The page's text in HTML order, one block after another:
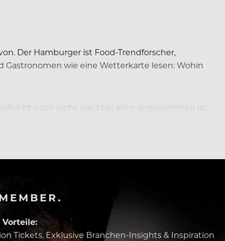
Der Hamburger ist Food-Trendforscher,
Gastronomen wie eine Wetterkarte lesen: Wohin
noch nicht ganz bei allen angekommen ist:
Tickets, Exklusive Branchen-Insights & Inspiration